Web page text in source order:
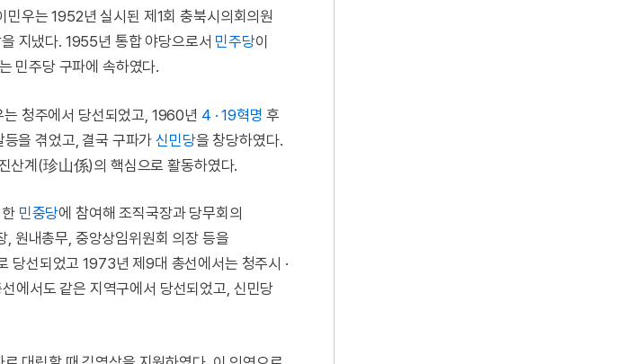
민우는 1952년 실시된 제1회 충북시의회의원
지냈다. 1955년 통합 야당으로서 민주당이
민주당 구파에 속하였다.
청주에서 당선되었고, 1960년 4 · 19혁명 후
등을 겪었고, 결국 구파가신민당을 창당하였다.
산계(珍山係)의 핵심으로 활동하였다.
민중당에 참여해 조직국장과 당무회의
원내총무, 중앙상임위원회 의장 등을
당선되었고 1973년 제9대 총선에서는 청주시 ·
에서도 같은 지역구에서 당선되었고, 신민당